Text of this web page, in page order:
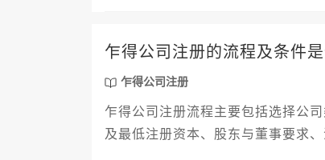
乍得公司注册的流程及条件
乍得公司注册
乍得公司注册流程主要包括选择公
及最低注册资本、股东与董事要求